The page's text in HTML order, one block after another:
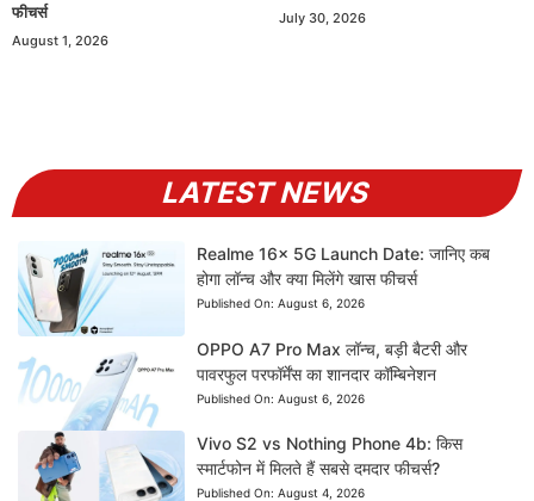
फीचर्स
August 1, 2026
July 30, 2026
LATEST NEWS
Realme 16x 5G Launch Date: जानिए कब
होगा लॉन्च और क्या मिलेंगे खास फीचर्स
Published On: August 6, 2026
OPPO A7 Pro Max लॉन्च, बड़ी बैटरी और
पावरफुल परफॉर्मेंस का शानदार कॉम्बिनेशन
Published On: August 6, 2026
Vivo S2 vs Nothing Phone 4b: किस
स्मार्टफोन में मिलते हैं सबसे दमदार फीचर्स?
Published On: August 4, 2026